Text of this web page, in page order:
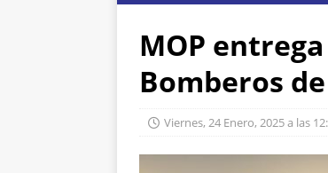
MOP
Bomberos
Viernes, 24 Enero, 2025 a las